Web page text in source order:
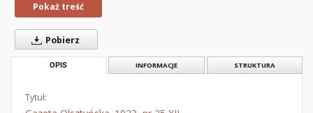
Pokaż treść
Pobierz
OPIS INFORMACJE STRUKTURA
Tytuł: